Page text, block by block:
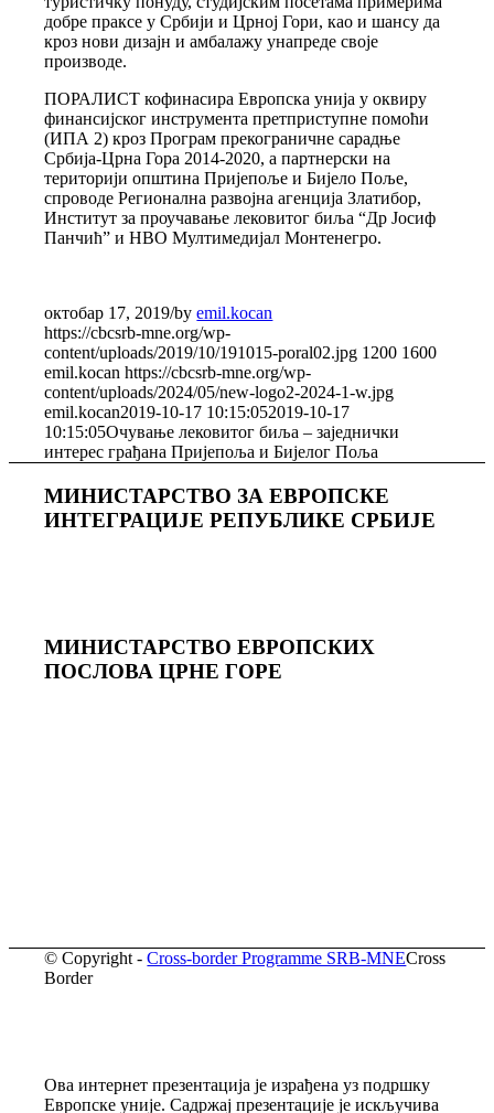
добре праксе у Србији и Црној Гори, као и шансу да
кроз нови дизајн и амбалажу унапреде своје
производе.
ПОРАЛИСТ кофинасира Европска унија у оквиру
финансијског инструмента претприступне помоћи
(ИПА 2) кроз Програм прекограничне сарадње
Србија-Црна Гора 2014-2020, а партнерски на
територији општина Пријепоље и Бијело Поље,
спроводе Регионална развојна агенција Златибор,
Институт за проучавање лековитог биља “Др Јосиф
Панчић” и НВО Мултимедијал Монтенегро.
октобар 17, 2019/byemil.kocan
https://cbcsrb-mne.org/wp-
content/uploads/2019/10/191015-poral02.jpg 1200 1600
emil.kocan https://cbcsrb-mne.org/wp-
content/uploads/2024/05/new-logo2-2024-1-w.jpg
emil.kocan2019-10-17 10:15:052019-10-17
10:15:05Очување лековитог биља – заједнички
интерес грађана Пријепоља и Бијелог Поља
МИНИСТАРСТВО ЗА ЕВРОПСКЕ
ИНТЕГРАЦИЈЕ РЕПУБЛИКЕ СРБИЈЕ
МИНИСТАРСТВО ЕВРОПСКИХ
ПОСЛОВА ЦРНЕ ГОРE
© Copyright -Cross-border Programme SRB-MNECross
Border
Ова интернет презентација је израђена уз подршку
Европске уније. Садржај презентације је искључива